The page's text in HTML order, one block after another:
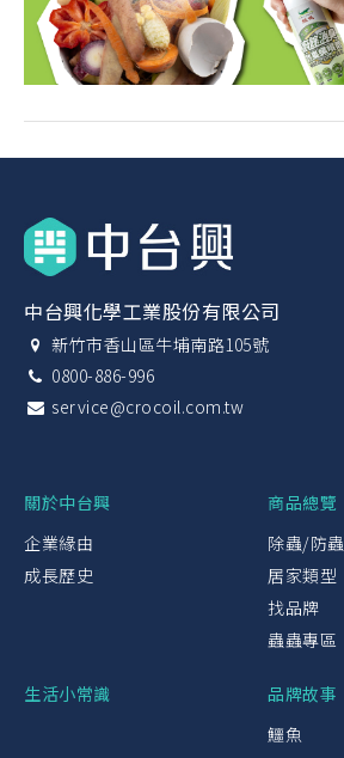
中台興化學工業股份有限公司
新竹市香山區牛埔南路105號
0800-886-996
service@crocoil.com.tw
關於中台興
企業緣由
成長歷史
商品總覽
除蟲/防蟲
居家類型
找品牌
蟲蟲專區
生活小常識
品牌故事
鱷魚